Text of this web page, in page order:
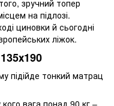
зручний топер
на підлозі.
циновки й сьогодні
ліжок.
підійде тонкий матрац
вага понад 90 кг –